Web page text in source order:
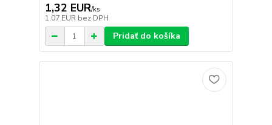
1,32 EUR/ks
1,07 EUR bez DPH
Pridať do košíka